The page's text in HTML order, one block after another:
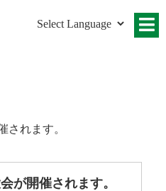
れます。
が開催されます。